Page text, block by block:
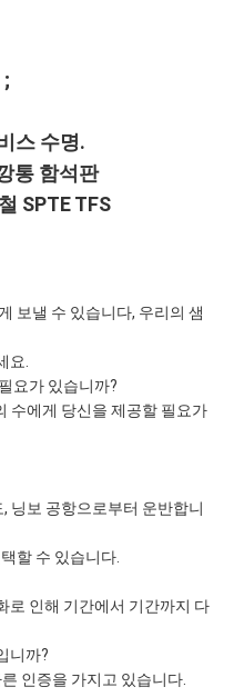
스 수명.
보낼 수 있습니다, 우리의 샘
요.
요가 있습니까?
수에게 당신을 제공할 필요가
닝보 공항으로부터 운반합니
할 수 있습니다.
로 인해 기간에서 기간까지 다
니까?
른 인증을 가지고 있습니다.